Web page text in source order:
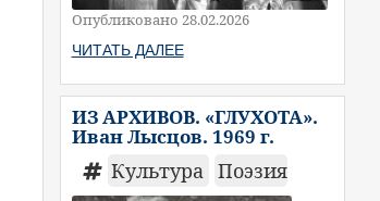
Опубликовано 28.02.2026
ЧИТАТЬ ДАЛЕЕ
ИЗ АРХИВОВ. «ГЛУХОТА».
Иван Лысцов. 1969 г.
Культура Поэзия